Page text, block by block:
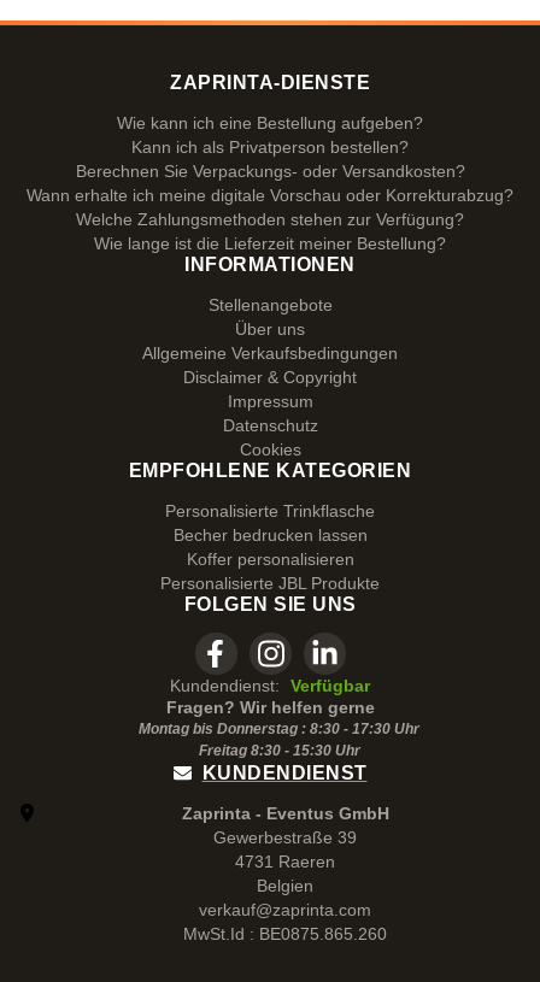
ZAPRINTA-DIENSTE
Wie kann ich eine Bestellung aufgeben?
Kann ich als Privatperson bestellen?
Berechnen Sie Verpackungs- oder Versandkosten?
Wann erhalte ich meine digitale Vorschau oder Korrekturabzug?
Welche Zahlungsmethoden stehen zur Verfügung?
Wie lange ist die Lieferzeit meiner Bestellung?
INFORMATIONEN
Stellenangebote
Über uns
Allgemeine Verkaufsbedingungen
Disclaimer & Copyright
Impressum
Datenschutz
Cookies
EMPFOHLENE KATEGORIEN
Personalisierte Trinkflasche
Becher bedrucken lassen
Koffer personalisieren
Personalisierte JBL Produkte
FOLGEN SIE UNS
Kundendienst:
Verfügbar
Fragen? Wir helfen gerne
Montag bis Donnerstag : 8:30 - 17:30 Uhr
Freitag 8:30 - 15:30Uhr
KUNDENDIENST
Zaprinta - Eventus GmbH
Gewerbestraße 39
4731 Raeren
Belgien
verkauf@zaprinta.com
MwSt.Id : BE0875.865.260